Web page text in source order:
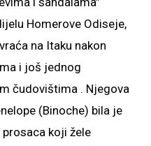
Homerove Odiseje,
na Itaku nakon
i još jednog
čudovištima . Njegova
(Binoche) bila je
koji žele